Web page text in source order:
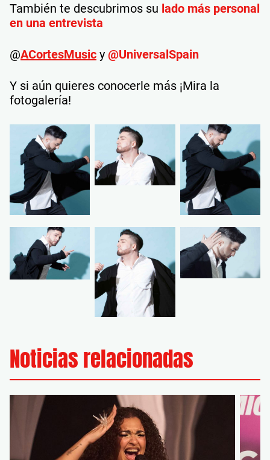
También te descubrimos su lado más personal
en una entrevista
@ACortesMusic y @UniversalSpain
Y si aún quieres conocerle más ¡Mira la
fotogalería!
Noticias relacionadas